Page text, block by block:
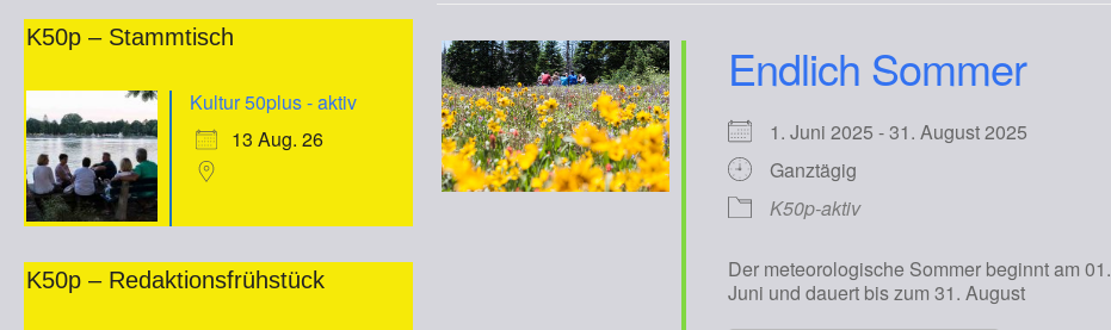
Endlich Sommer
1. Juni 2025 - 31. August 2025
Ganztägig
K50p-aktiv
Der meteorologische Sommer beginnt am 01.
Juni und dauert bis zum 31. August
K50p – Stammtisch
Kultur 50plus - aktiv
13 Aug. 26
K50p – Redaktionsfrühstück